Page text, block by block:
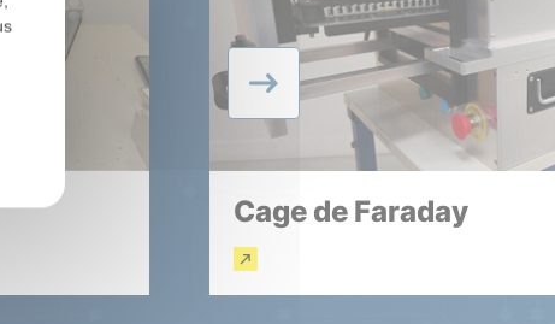
Cage de Faraday